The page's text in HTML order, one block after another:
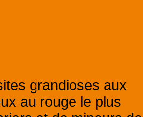
grandioses aux
au rouge le plus